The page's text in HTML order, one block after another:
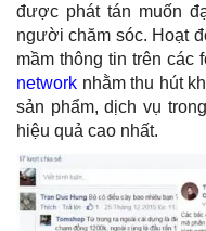
được phát tán muốn
người chăm sóc. Hoạt
mầm thông tin trên các
network nhằm thu hút
sản phẩm, dịch vụ
hiệu quả cao nhất.